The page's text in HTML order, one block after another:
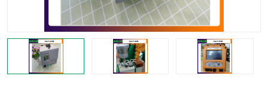
烟尘烟气设备 大气采样器
粉尘设备